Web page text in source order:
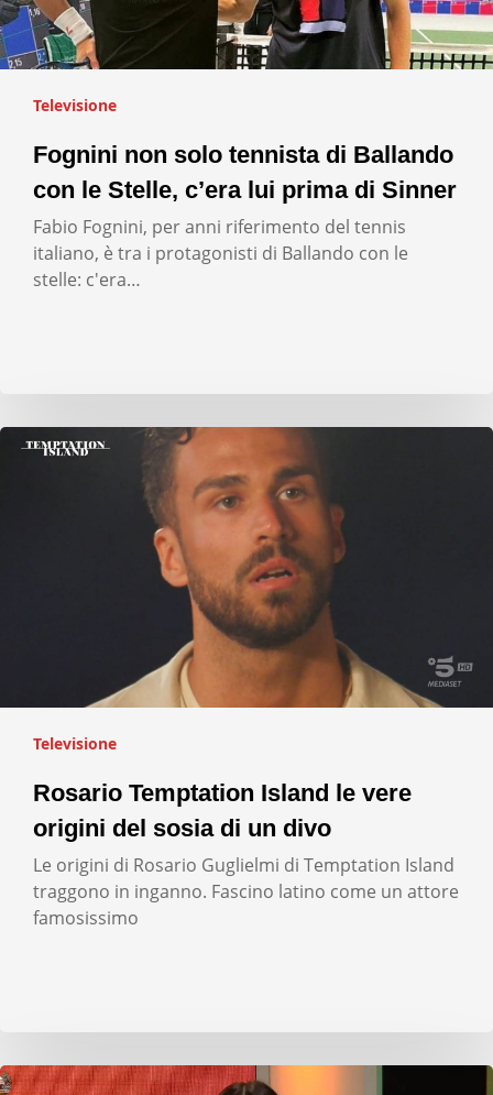
Televisione
Fognini non solo tennista di Ballando
con le Stelle, c’era lui prima di Sinner
Fabio Fognini, per anni riferimento del tennis
italiano, è tra i protagonisti di Ballando con le
stelle: c'era…
Televisione
Rosario Temptation Island le vere
origini del sosia di un divo
Le origini di Rosario Guglielmi di Temptation Island
traggono in inganno. Fascino latino come un attore
famosissimo